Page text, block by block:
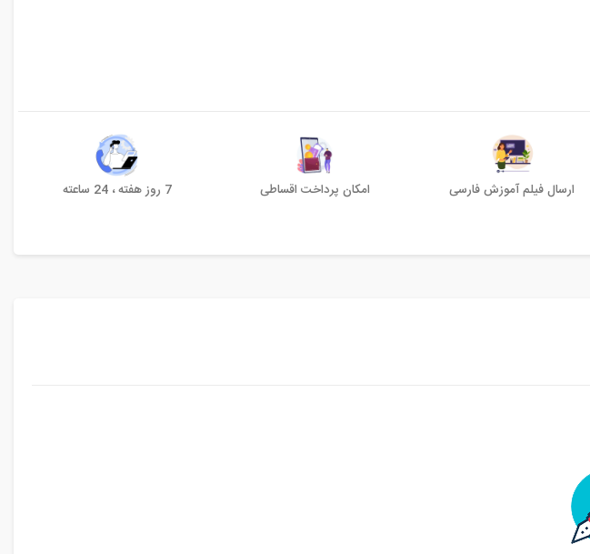
ارسال فیلم آموزش فارسی امکان پرداخت اقساطی 7 روز هفته ، 24 ساعته